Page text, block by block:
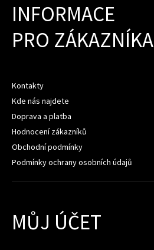
INFORMACE
PRO ZÁKAZNÍKA
Kontakty
Kde nás najdete
Doprava a platba
Hodnocení zákazníků
Obchodní podmínky
Podmínky ochrany osobních údajů
MŮJ ÚČET